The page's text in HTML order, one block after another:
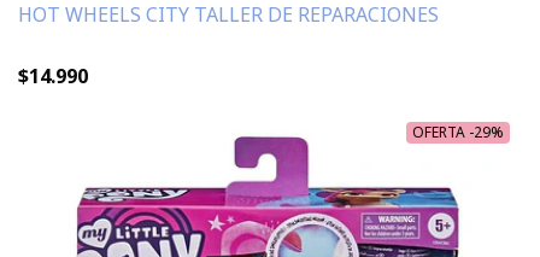
HOT WHEELS CITY TALLER DE REPARACIONES
$14.990
OFERTA -29%